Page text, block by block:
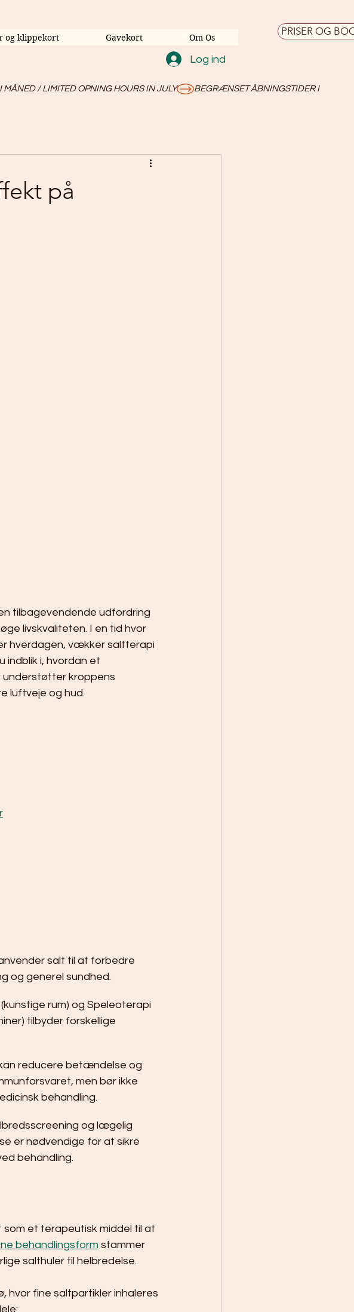
og klippekort Gavekort Om Os
Log ind
PRISER OG
på
tilbagevendende udfordring
livskvaliteten. I en tid hvor
hverdagen, vækker saltterapi
indblik i, hvordan et
understøtter kroppens
luftveje og hud.
salt til at forbedre
og generel sundhed.
rum) og Speleoterapi
tilbyder forskellige
reducere betændelse og
men bør ikke
behandling.
og lægelig
er nødvendige for at sikre
behandling.
et terapeutisk middel til at
behandlingsform stammer
salthuler til helbredelse.
hvor fine saltpartikler inhaleres